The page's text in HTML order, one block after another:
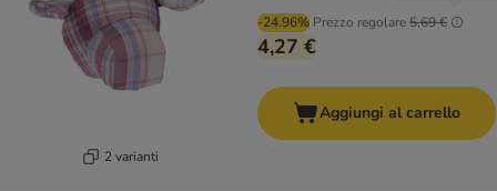
2 varianti
-24.96% Prezzo regolare5,69 €
4,27 €
Aggiungi al carrello